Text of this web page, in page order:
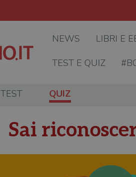
NEWS LIBRI E
TEST E QUIZ
TEST QUIZ
Sai